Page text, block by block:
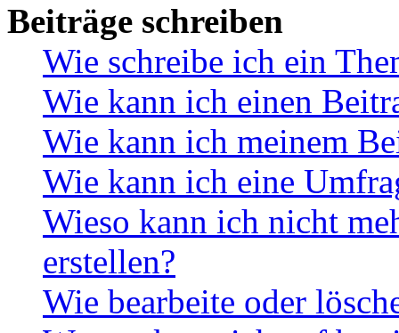
Beiträge schreiben
Wie schreibe ich ein
Wie kann ich einen
Wie kann ich meinem
Wie kann ich eine
Wieso kann ich nicht
erstellen?
Wie bearbeite oder